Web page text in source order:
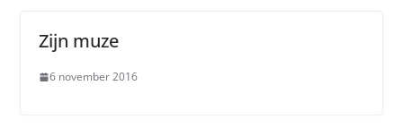
Zijn muze
6 november 2016